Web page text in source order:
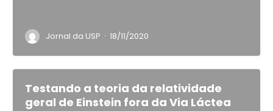
Jornal da USP · 18/11/2020
Testando a teoria da relatividade
geral de Einstein fora da Via Láctea